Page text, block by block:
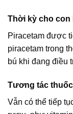
Thời kỳ cho con
Piracetam được
piracetam trong
bú khi đang điều
Tương tác thuốc
Vẫn có thể tiếp